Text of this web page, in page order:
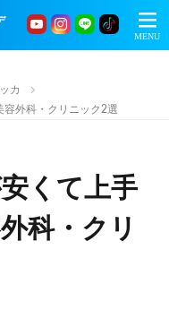
カ
容外科・クリニック2選
くて上手
科・クリ